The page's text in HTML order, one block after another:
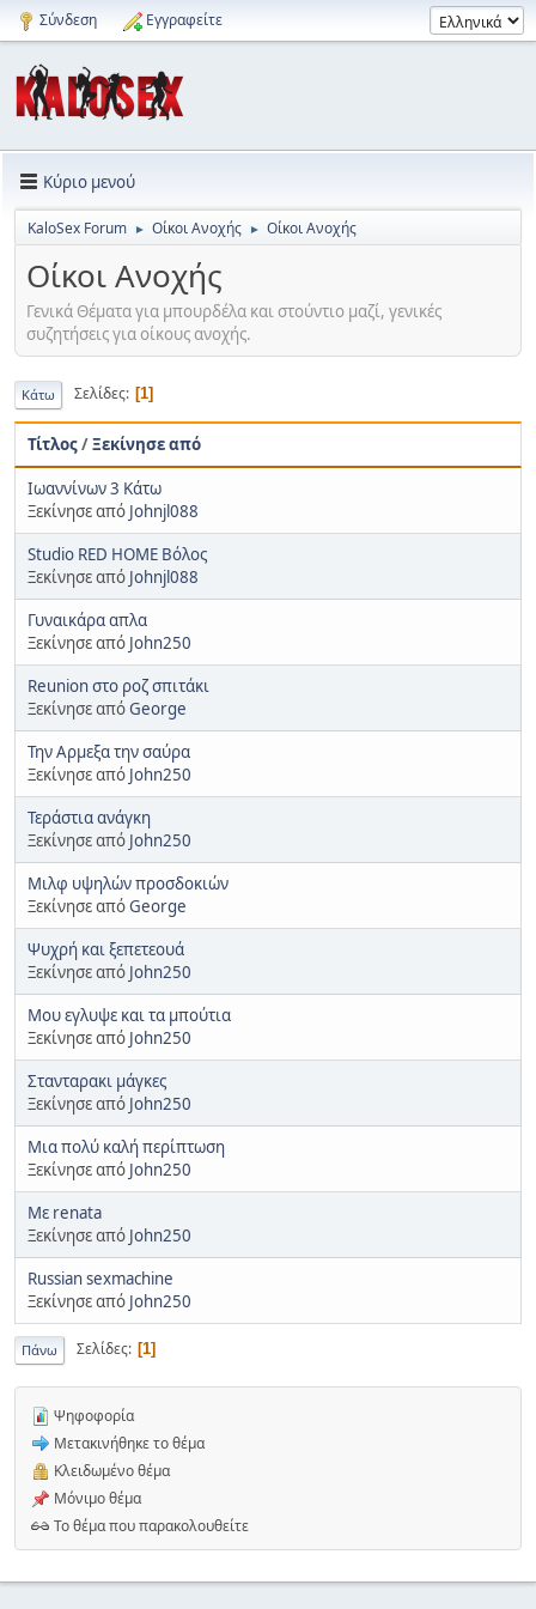
Σύνδεση Εγγραφείτε
Κύριο μενού
KaloSex Forum ► Οίκοι Ανοχής ► Οίκοι Ανοχής
Οίκοι Ανοχής
Γενικά Θέματα για μπουρδέλα και στούντιο μαζί, γενικές
συζητήσεις για οίκους ανοχής.
Κάτω Σελίδες 1
Τίτλος/Ξεκίνησε από
Ιωαννίνων 3 Κάτω
Ξεκίνησε από Johnjl088
Studio RED HOME Βόλος
Ξεκίνησε από Johnjl088
Γυναικάρα απλα
Ξεκίνησε από John250
Reunion στο ροζ σπιτάκι
Ξεκίνησε απόGeorge
Την Αρμεξα την σαύρα
Ξεκίνησε από John250
Τεράστια ανάγκη
Ξεκίνησε από John250
Μιλφ υψηλών προσδοκιών
Ξεκίνησε απόGeorge
Ψυχρή και ξεπετεουά
Ξεκίνησε από John250
Μου εγλυψε και τα μπούτια
Ξεκίνησε από John250
Στανταρακι μάγκες
Ξεκίνησε από John250
Μια πολύ καλή περίπτωση
Ξεκίνησε από John250
Mε renata
Ξεκίνησε από John250
Russian sexmachine
Ξεκίνησε από John250
Πάνω Σελίδες 1
Ψηφοφορία
Μετακινήθηκε το θέμα
Κλειδωμένο θέμα
Μόνιμο θέμα
Το θέμα που παρακολουθείτε